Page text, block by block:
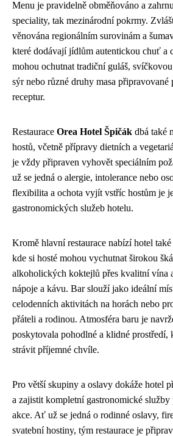
Menu je pravidelně obměňováno a
speciality, tak mezinárodní pokrmy.
věnována regionálním surovinám a
které dodávají jídlům autentickou chuť a
mohou ochutnat tradiční guláš, svíčkovou
sýr nebo různé druhy masa připravované
receptur.
Restaurace Orea Hotel Špičák dbá také
hostů, včetně přípravy dietních a
je vždy připraven vyhovět speciálním
už se jedná o alergie, intolerance nebo
flexibilita a ochota vyjít vstříc hostům je
gastronomických služeb hotelu.
Kromě hlavní restaurace nabízí hotel také
kde si hosté mohou vychutnat širokou
alkoholických koktejlů přes kvalitní vína
nápoje a kávu. Bar slouží jako ideální
celodenních aktivitách na horách nebo
přáteli a rodinou. Atmosféra baru je
poskytovala pohodlné a klidné prostředí,
strávit příjemné chvíle.
Pro větší skupiny a oslavy dokáže hotel
a zajistit kompletní gastronomické služby
akce. Ať už se jedná o rodinné oslavy,
svatební hostiny, tým restaurace je